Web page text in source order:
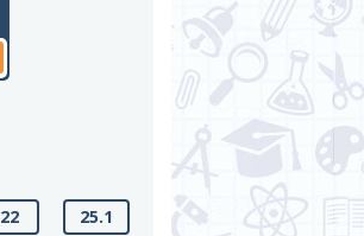
22 25.1